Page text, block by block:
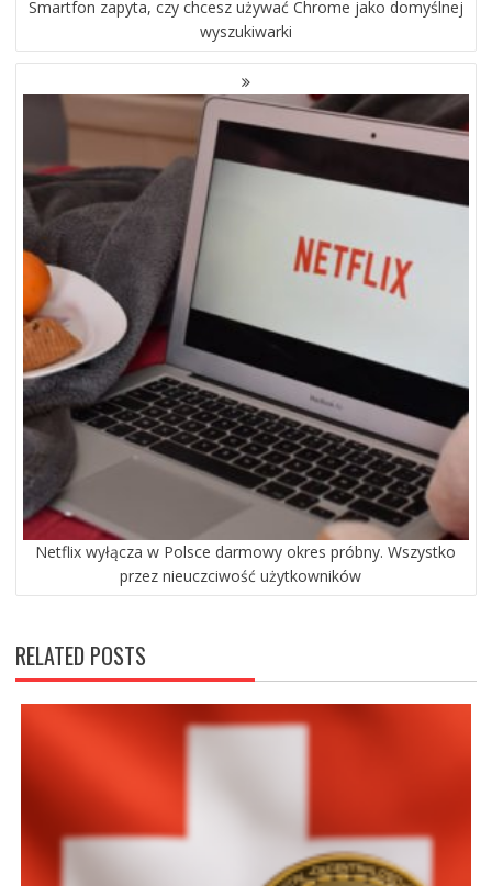
Smartfon zapyta, czy chcesz używać Chrome jako domyślnej
wyszukiwarki
Netflix wyłącza w Polsce darmowy okres próbny. Wszystko
przez nieuczciwość użytkowników
RELATED POSTS